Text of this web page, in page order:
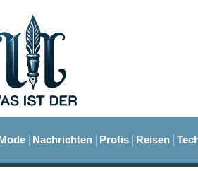
Nachrichten Profis Reisen